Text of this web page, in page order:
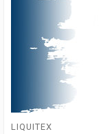
LIQUITEX